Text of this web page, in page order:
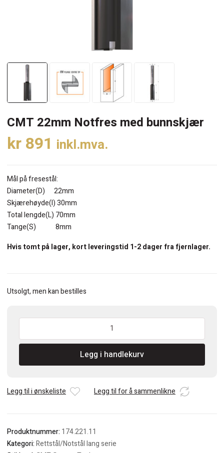
CMT 22mm Notfres med bunnskjær
kr891 inkl.mva.
Mål på fresestål:
Diameter(D) 22mm
Skjærehøyde(I) 30mm
Total lengde(L) 70mm
Tange(S) 8mm
Hvis tomt på lager, kort leveringstid 1-2 dager fra fjernlager.
Utsolgt, men kan bestilles
CMT
Notfres
bunnskjær
Legg i handlekurv
Legg til i ønskeliste Legg til for å sammenlikne
Produktnummer: 174.221.11
Kategori:Rettstål/Notstål lang serie